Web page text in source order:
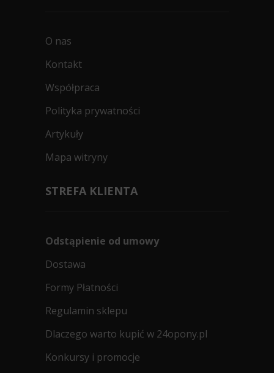
O nas
Kontakt
Współpraca
Polityka prywatności
Artykuły
Mapa witryny
STREFA KLIENTA
Odstąpienie od umowy
Dostawa
Formy Płatności
Regulamin sklepu
Dlaczego warto kupić w 24opony.pl
Konkursy i promocje